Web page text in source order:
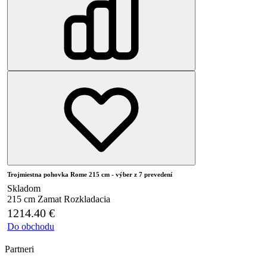
Trojmiestna pohovka Rome 215 cm - výber z 7 prevedení
Skladom
215 cm Zamat Rozkladacia
1214.40 €
Do obchodu
Partneri